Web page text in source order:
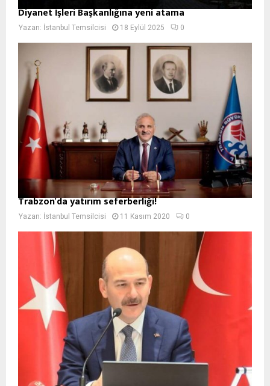
Diyanet İşleri Başkanlığına yeni atama
Yazan: İstanbul Temsilcisi 18 Eylül 2025 0
Trabzon’da yatırım seferberliği!
Yazan: İstanbul Temsilcisi 11 Kasım 2020 0